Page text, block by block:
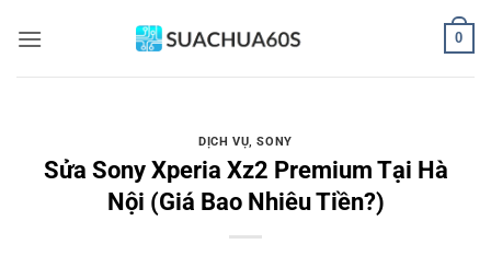
qua
0
DỊCH VỤ,SONY
Sửa Sony Xperia Xz2 Premium Tại Hà
Nội (Giá Bao Nhiêu Tiền?)